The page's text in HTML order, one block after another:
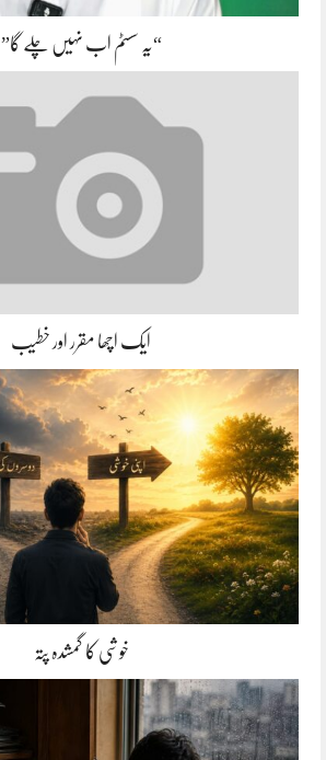
“یہ سسٹم اب نہیں چلے گا”
ایک اچھا مقرر اور خطیب
خوشی کا گمشدہ پتہ